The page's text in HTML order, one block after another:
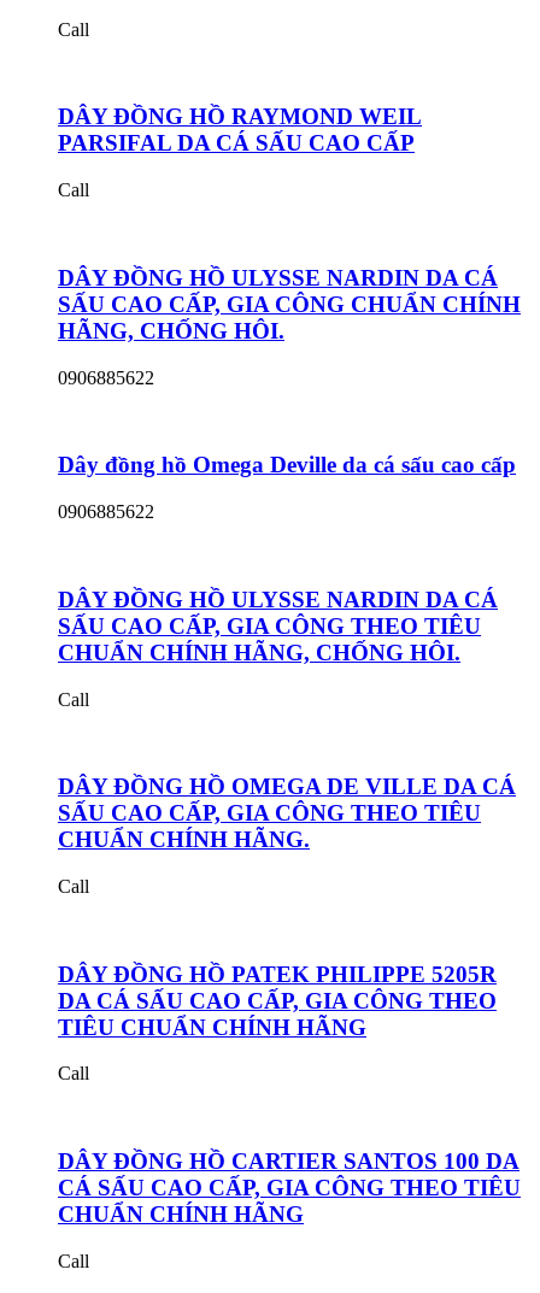
Call
DÂY ĐỒNG HỒ RAYMOND WEIL
PARSIFAL DA CÁ SẤU CAO CẤP
Call
DÂY ĐỒNG HỒ ULYSSE NARDIN DA CÁ
SẤU CAO CẤP, GIA CÔNG CHUẨN CHÍNH
HÃNG, CHỐNG HÔI.
0906885622
Dây đồng hồ Omega Deville da cá sấu cao cấp
0906885622
DÂY ĐỒNG HỒ ULYSSE NARDIN DA CÁ
SẤU CAO CẤP, GIA CÔNG THEO TIÊU
CHUẨN CHÍNH HÃNG, CHỐNG HÔI.
Call
DÂY ĐỒNG HỒ OMEGA DE VILLE DA CÁ
SẤU CAO CẤP, GIA CÔNG THEO TIÊU
CHUẨN CHÍNH HÃNG.
Call
DÂY ĐỒNG HỒ PATEK PHILIPPE 5205R
DA CÁ SẤU CAO CẤP, GIA CÔNG THEO
TIÊU CHUẨN CHÍNH HÃNG
Call
DÂY ĐỒNG HỒ CARTIER SANTOS 100 DA
CÁ SẤU CAO CẤP, GIA CÔNG THEO TIÊU
CHUẨN CHÍNH HÃNG
Call